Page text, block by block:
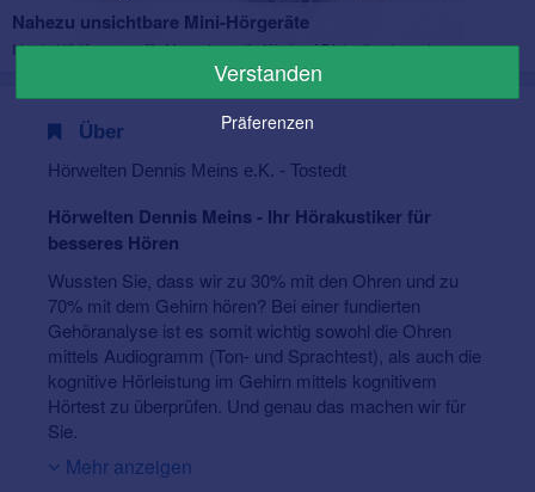
Nahezu unsichtbare Mini-Hörgeräte
Ideale Hörlösungen für Menschen, die Wert auf Diskretion legen!
Über
Hörwelten Dennis Meins e.K. - Tostedt
Hörwelten Dennis Meins - Ihr Hörakustiker für
besseres Hören
Wussten Sie, dass wir zu 30% mit den Ohren und zu
70% mit dem Gehirn hören? Bei einer fundierten
Gehöranalyse ist es somit wichtig sowohl die Ohren
mittels Audiogramm (Ton- und Sprachtest), als auch die
kognitive Hörleistung im Gehirn mittels kognitivem
Hörtest zu überprüfen. Und genau das machen wir für
Sie.
Wir schauen uns ihren gesamten Hörvorgang an, von
Mehr anzeigen
Verstanden
Präferenzen